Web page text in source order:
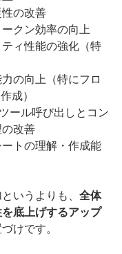
の改善
クン効率の向上
ィ性能の強化（特
の向上（特にフロ
成）
ール呼び出しとコン
改善
トの理解・作成能
いうよりも、 全体
底上げするアップ
けです。